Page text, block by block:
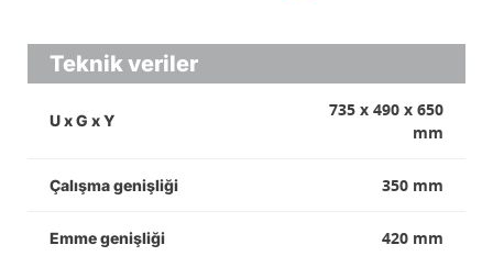
Teknik veriler
U x G x Y
735 x 490 x 650
mm
Çalışma genişliği 350 mm
Emme genişliği 420 mm